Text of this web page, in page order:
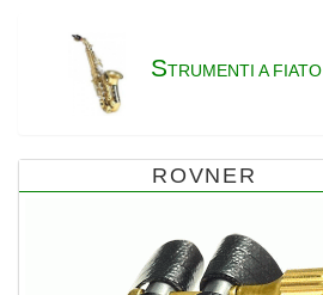
STRUMENTI A FIATO
ROVNER